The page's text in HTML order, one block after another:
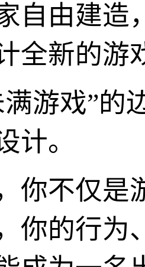
自由建造
全新的游
游戏”的
计。
你不仅是
你的行为